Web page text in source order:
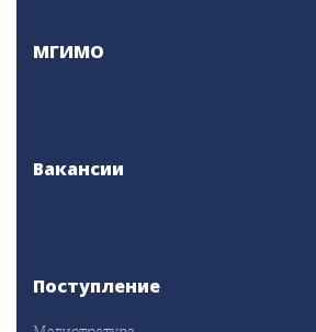
МГИМО
Вакансии
Поступление